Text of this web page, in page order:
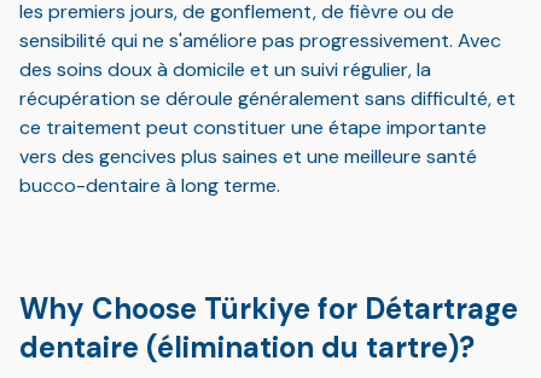
les premiers jours, de gonflement, de fièvre ou de
sensibilité qui ne s'améliore pas progressivement. Avec
des soins doux à domicile et un suivi régulier, la
récupération se déroule généralement sans difficulté, et
ce traitement peut constituer une étape importante
vers des gencives plus saines et une meilleure santé
bucco-dentaire à long terme.
Why Choose Türkiye for Détartrage
dentaire (élimination du tartre)?